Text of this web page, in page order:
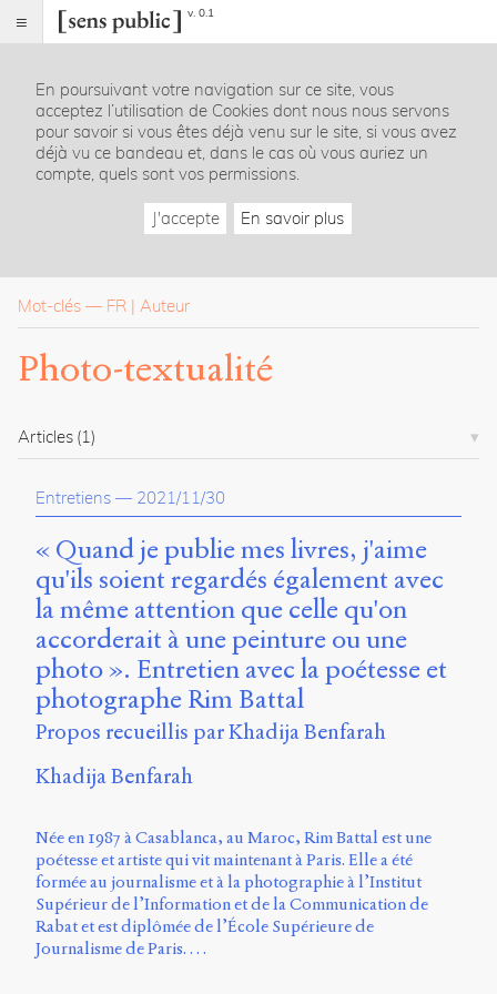
v. 0.1
Index
Rubriques
Essais
La
revue
Présentation
Publier
À
propos
site
Archipel
ligne
Mastodon
Université
de
Campus
de
Longueuil
Local
B1-
12723
150
En poursuivant votre navigation sur ce site, vous
acceptez l’utilisation de Cookies dont nous nous servons
pour savoir si vous êtes déjà venu sur le site, si vous avez
déjà vu ce bandeau et, dans le cas où vous auriez un
compte, quels sont vos permissions.
J'accepte En savoir plus
Mot-clés — FR Auteur
Photo-textualité
Articles (1)
Entretiens — 2021/11/30
« Quand je publie mes livres, j'aime
qu'ils soient regardés également avec
la même attention que celle qu'on
accorderait à une peinture ou une
photo ». Entretien avec la poétesse et
photographe Rim Battal
Propos recueillis par Khadija Benfarah
Khadija Benfarah
Née en 1987 à Casablanca, au Maroc, Rim Battal est une
poétesse et artiste qui vit maintenant à Paris. Elle a été
formée au journalisme et à la photographie à l’Institut
Supérieur de l’Information et de la Communication de
Rabat et est diplômée de l’École Supérieure de
Journalisme de Paris. …